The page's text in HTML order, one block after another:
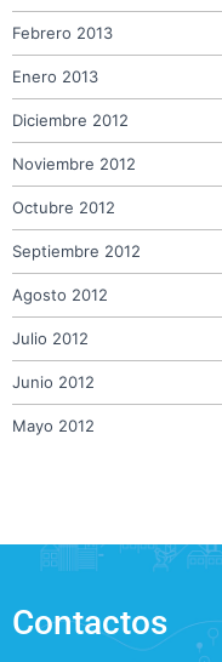
Febrero 2013
Enero 2013
Diciembre 2012
Noviembre 2012
Octubre 2012
Septiembre 2012
Agosto 2012
Julio 2012
Junio 2012
Mayo 2012
Contactos